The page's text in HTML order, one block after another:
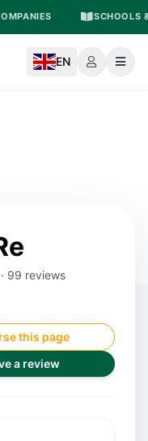
SCHOOLS
EN
99 reviews
this page
a review